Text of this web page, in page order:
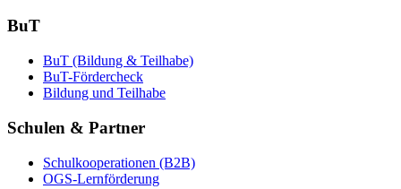
BuT
BuT (Bildung & Teilhabe)
BuT-Fördercheck
Bildung und Teilhabe
Schulen & Partner
Schulkooperationen (B2B)
OGS-Lernförderung